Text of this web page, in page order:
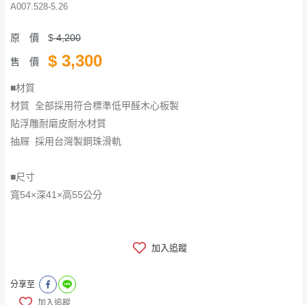
A007.528-5.26
原 價 $4,200
售 價 $ 3,300
■材質
材質 全部採用符合標準低甲醛木心板製
貼浮雕耐磨皮耐水材質
抽屜 採用台灣製鋼珠滑軌
■尺寸
寬54×深41×高55公分
加入追蹤
分享至
加入追蹤